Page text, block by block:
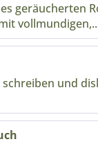
geräucherten
und